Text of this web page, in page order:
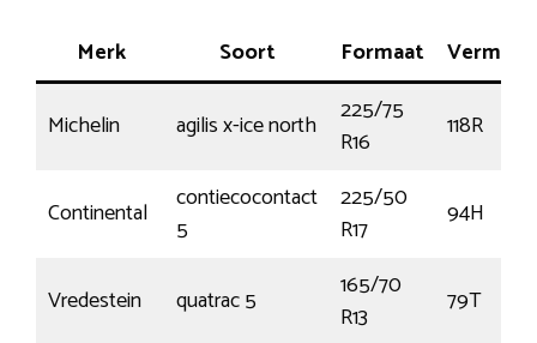
Merk Soort Formaat
Michelin agilis x-ice north
225/75
R16
118R
Continental
contiecocontact
5
225/50
R17
94H
Vredestein quatrac 5
165/70
R13
79T